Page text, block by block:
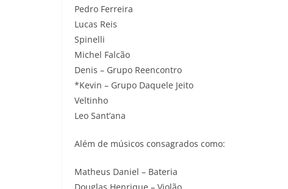
Pedro Ferreira
Lucas Reis
Spinelli
Michel Falcão
Denis – Grupo Reencontro
*Kevin – Grupo Daquele Jeito
Veltinho
Leo Sant’ana
Além de músicos consagrados como:
Matheus Daniel – Bateria
Douglas Henrique – Violão